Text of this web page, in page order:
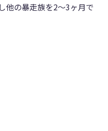
他の暴走族を2～3ヶ月で